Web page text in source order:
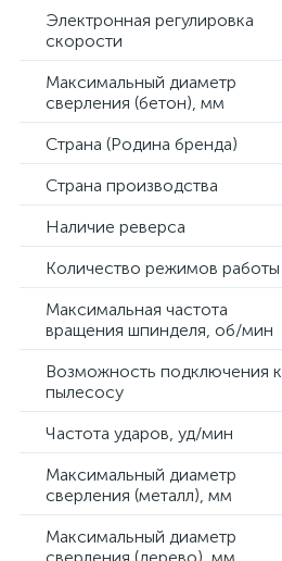
Электронная регулировка
скорости
Максимальный диаметр
сверления (бетон), мм
Страна (Родина бренда)
Страна производства
Наличие реверса
Количество режимов работы
Максимальная частота
вращения шпинделя, об/мин
Возможность подключения к
пылесосу
Частота ударов, уд/мин
Максимальный диаметр
сверления (металл), мм
Максимальный диаметр